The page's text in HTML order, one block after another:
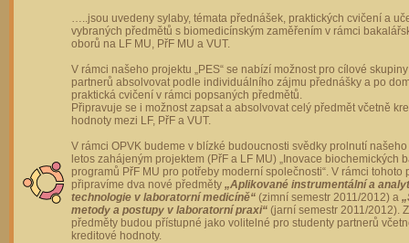
…..jsou uvedeny sylaby, témata přednášek, praktických cvičení a
vybraných předmětů s biomedicínským zaměřením v rámci
oborů na LF MU, PřF MU a VUT.
V rámci našeho projektu „PES“ se nabízí možnost pro cílové
partnerů absolvovat podle individuálního zájmu přednášky a po
praktická cvičení v rámci popsaných předmětů.
Připravuje se i možnost zapsat a absolvovat celý předmět včetně
hodnoty mezi LF, PřF a VUT.
V rámci OPVK budeme v blízké budoucnosti svědky prolnutí
letos zahájeným projektem (PřF a LF MU) „Inovace biochemických
programů PřF MU pro potřeby moderní společnosti“. V rámci tohoto
připravíme dva nové předměty „Aplikované instrumentální a
technologie v laboratorní medicíně“ (zimní semestr 2011/2012) a
metody a postupy v laboratorní praxi“ (jarní semestr 2011/2012).
předměty budou přístupné jako volitelné pro studenty partnerů
kreditové hodnoty.